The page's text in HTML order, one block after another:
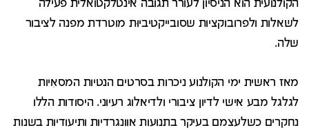
הקולנועית הוא הניסיון לעורר תגובה אינטלקטואלית פעילה
לשאלות ולפרובוקציות שסובייקטיביוּת מוטרדת מפנה לציבור
שלה.
מאז ראשית ימי הקולנוע ניכרות בסרטים הנטיות המסאִיות
לגלגל מבע אישי לדיון ציבורי ולדיאלוג רעיוני. היסודות הללו
נחקרים כשלעצמם בעיקר בתנועות אוונגרדיות ותיעודיות בשנות